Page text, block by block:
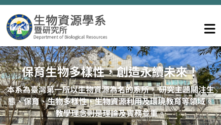
保育生物多樣性，創造永續未來！
本系為臺灣第一所以生物資源為名的系所， 研究主題關注生
態、保育、生物多樣性、生物資源利用及環境教育等領域。
教學理念則是理論及實務並重。
2024生資系吉祥物
每年校慶生資系的同學們利用回收物製作大型的昆蟲及動
物， 俗稱生資系「吉祥物」。製作過程中除了專業的知識
外， 也凝聚全系的向心力及展示本系的活力。
上一則